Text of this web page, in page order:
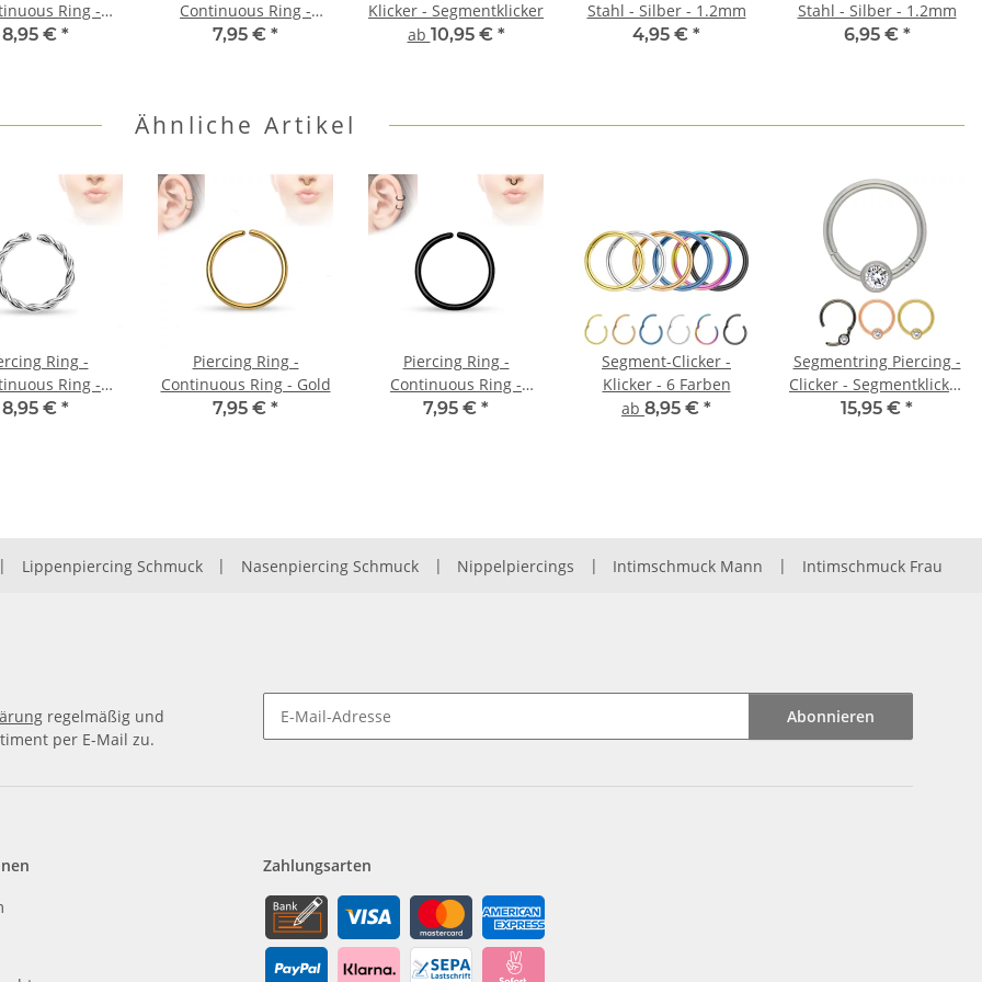
Ring -
- Gedreht
8,95 € *
Continuous Ring -
Schwarz
7,95 € *
Klicker - Segmentklicker
ab 10,95 € *
Stahl - Silber - 1.2mm
4,95 € *
Stahl - Silber - 1.2mm
6,95 € *
Ähnliche Artikel
Ring -
Ring -
- Gedreht
8,95 € *
Piercing Ring -
Continuous Ring - Gold
7,95 € *
Piercing Ring -
Continuous Ring -
Schwarz
7,95 € *
Segment-Clicker -
Klicker - 6 Farben
ab 8,95 € *
Segmentring Piercing -
Clicker - Segmentklicker
- Kristall
15,95 € *
| Lippenpiercing Schmuck | Nasenpiercing Schmuck | Nippelpiercings | Intimschmuck Mann | Intimschmuck Frau
regelmäßig und
per E-Mail zu.
Abonnieren
Zahlungsarten